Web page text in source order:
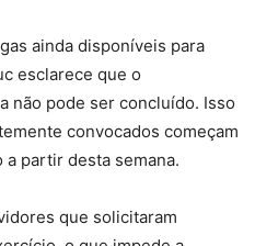
ainda disponíveis para
esclarece que o
não pode ser concluído. Isso
convocados começam
partir desta semana.
que solicitaram